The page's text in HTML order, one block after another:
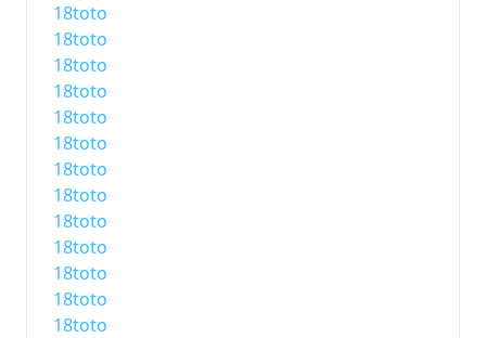
18toto
18toto
18toto
18toto
18toto
18toto
18toto
18toto
18toto
18toto
18toto
18toto
18toto